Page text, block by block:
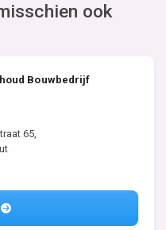
ook
Bouwbedrijf
65,